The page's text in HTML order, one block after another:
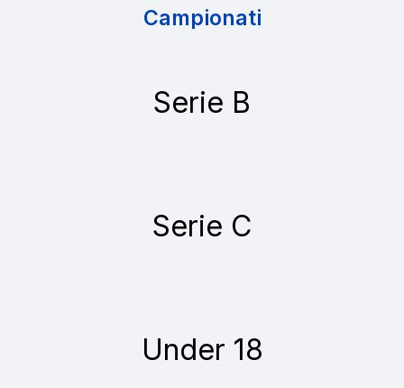
Campionati
Serie B
Serie C
Under 18